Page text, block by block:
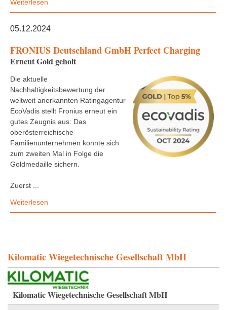
Weiterlesen
05.12.2024
FRONIUS Deutschland GmbH Perfect Charging
Erneut Gold geholt
Die aktuelle
Nachhaltigkeitsbewertung der
weltweit anerkannten Ratingagentur
EcoVadis stellt Fronius erneut ein
gutes Zeugnis aus: Das
oberösterreichische
Familienunternehmen konnte sich
zum zweiten Mal in Folge die
Goldmedaille sichern.
Zuerst ...
Weiterlesen
Kilomatic Wiegetechnische Gesellschaft MbH
Kilomatic Wiegetechnische Gesellschaft MbH